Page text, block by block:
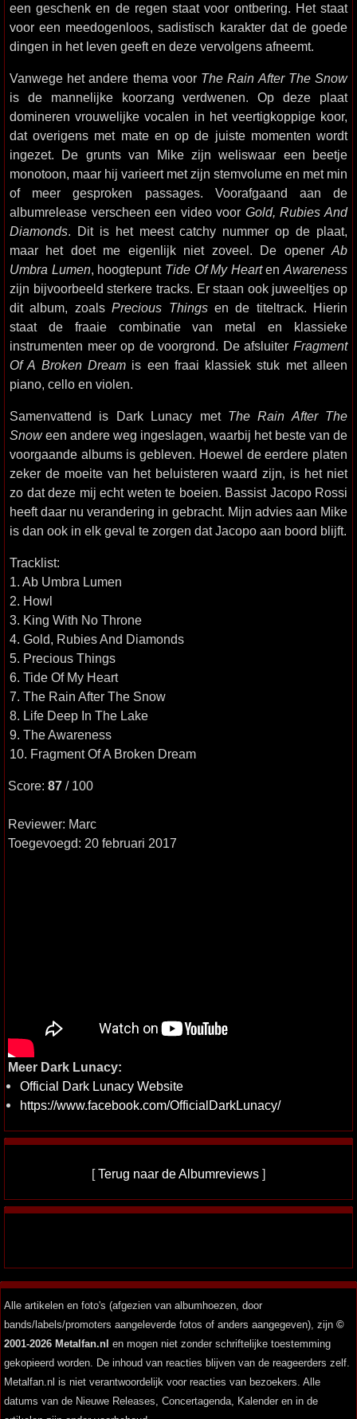
een geschenk en de regen staat voor ontbering. Het staat
voor een meedogenloos, sadistisch karakter dat de goede
dingen in het leven geeft en deze vervolgens afneemt.
Vanwege het andere thema voor The Rain After The Snow
is de mannelijke koorzang verdwenen. Op deze plaat
domineren vrouwelijke vocalen in het veertigkoppige koor,
dat overigens met mate en op de juiste momenten wordt
ingezet. De grunts van Mike zijn weliswaar een beetje
monotoon, maar hij varieert met zijn stemvolume en met min
of meer gesproken passages. Voorafgaand aan de
albumrelease verscheen een video voor Gold, Rubies And
Diamonds. Dit is het meest catchy nummer op de plaat,
maar het doet me eigenlijk niet zoveel. De opener Ab
Umbra Lumen, hoogtepunt Tide Of My Hearten Awareness
zijn bijvoorbeeld sterkere tracks. Er staan ook juweeltjes op
dit album, zoalsPrecious Thingsen de titeltrack. Hierin
staat de fraaie combinatie van metal en klassieke
instrumenten meer op de voorgrond. De afsluiter Fragment
Of A Broken Dreamis een fraai klassiek stuk met alleen
piano, cello en violen.
Samenvattend is Dark Lunacy met The Rain After The
Snoween andere weg ingeslagen, waarbij het beste van de
voorgaande albums is gebleven. Hoewel de eerdere platen
zeker de moeite van het beluisteren waard zijn, is het niet
zo dat deze mij echt weten te boeien. Bassist Jacopo Rossi
heeft daar nu verandering in gebracht. Mijn advies aan Mike
is dan ook in elk geval te zorgen dat Jacopo aan boord blijft.
Tracklist:
1. Ab Umbra Lumen
2. Howl
3. King With No Throne
4. Gold, Rubies And Diamonds
5. Precious Things
6. Tide Of My Heart
7. The Rain After The Snow
8. Life Deep In The Lake
9. The Awareness
10. Fragment Of A Broken Dream
Score: 87 / 100
Reviewer: Marc
Toegevoegd: 20 februari 2017
Meer Dark Lunacy:
Official Dark Lunacy Website
https://www.facebook.com/OfficialDarkLunacy/
[Terug naar de Albumreviews ]
Alle artikelen en foto's (afgezien van albumhoezen, door
bands/labels/promoters aangeleverde fotos of anders aangegeven), zijn ©
2001-2026 Metalfan.nl en mogen niet zonder schriftelijke toestemming
gekopieerd worden. De inhoud van reacties blijven van de reageerders zelf.
Metalfan.nl is niet verantwoordelijk voor reacties van bezoekers. Alle
datums van de Nieuwe Releases, Concertagenda, Kalender en in de